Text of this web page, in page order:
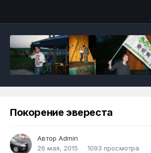
Покорение эвереста
Автор Admin
26 мая, 2015
1093 просмотра